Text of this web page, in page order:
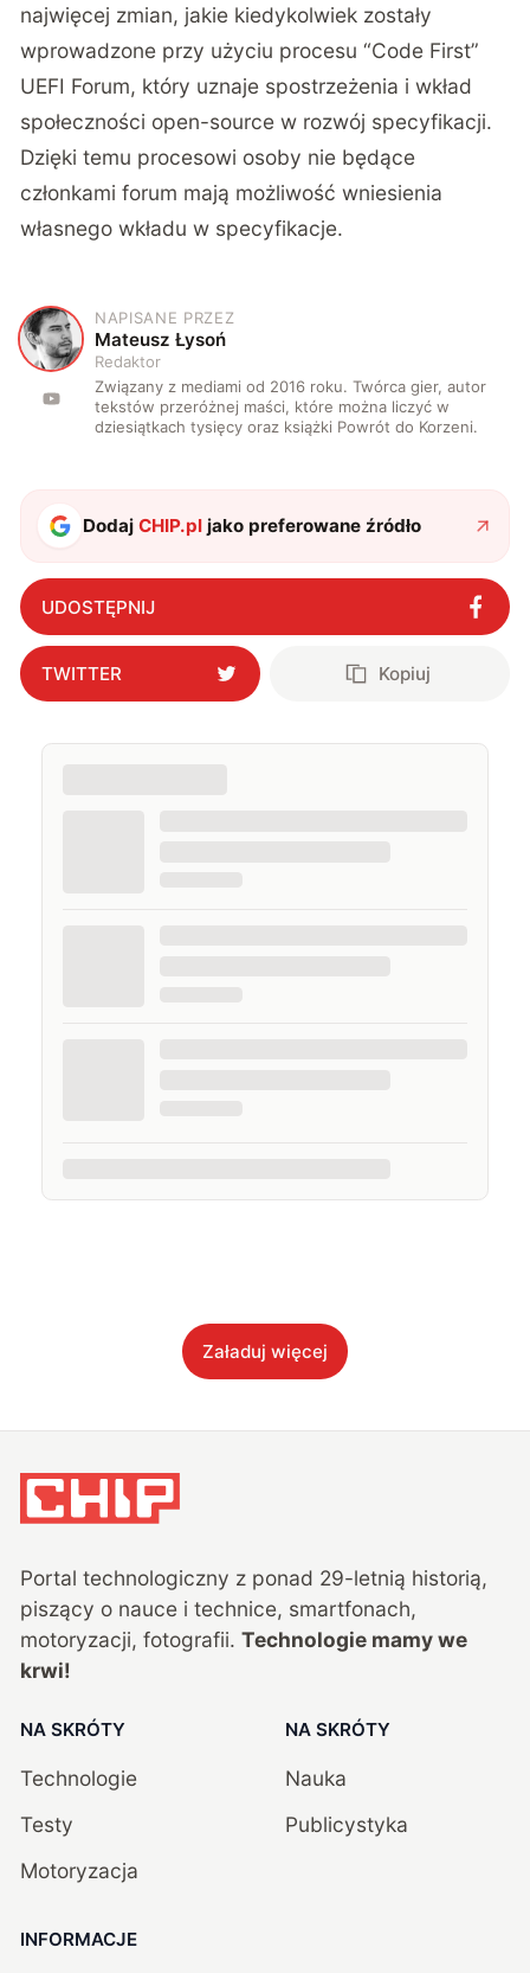
najwięcej zmian, jakie kiedykolwiek zostały
wprowadzone przy użyciu procesu “Code First”
UEFI Forum, który uznaje spostrzeżenia i wkład
społeczności open-source w rozwój specyfikacji.
Dzięki temu procesowi osoby nie będące
członkami forum mają możliwość wniesienia
własnego wkładu w specyfikacje.
M
NAPISANE PRZEZ
Mateusz Łysoń
Redaktor
Związany z mediami od 2016 roku. Twórca gier, autor
tekstów przeróżnej maści, które można liczyć w
dziesiątkach tysięcy oraz książki Powrót do Korzeni.
DodajCHIP.pl jako preferowane źródło
UDOSTĘPNIJ
TWITTER Kopiuj
Załaduj więcej
Portal technologiczny z ponad 29-letnią historią,
piszący o nauce i technice, smartfonach,
motoryzacji, fotografii. Technologie mamy we
krwi!
NA SKRÓTY
Technologie
Testy
Motoryzacja
NA SKRÓTY
Nauka
Publicystyka
INFORMACJE